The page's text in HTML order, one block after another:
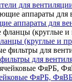
для
аппараты для
(круглые и
для
ФяРБ,